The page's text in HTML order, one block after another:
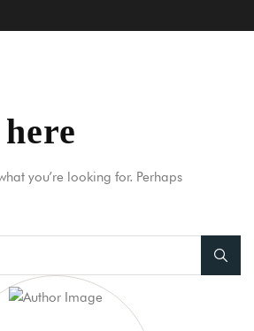
you’re looking for. Perhaps